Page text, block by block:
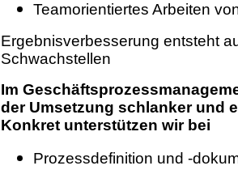
Teamorientiertes Arbeiten
Ergebnisverbesserung entsteht
Schwachstellen
Im
der Umsetzung schlanker und
Konkret unterstützen wir bei
Prozessdefinition und -